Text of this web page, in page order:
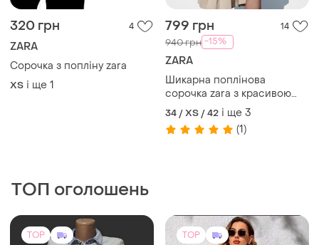
320 грн 4
ZARA
Сорочка з попліну zara
ХS і ще 1
799 грн 14
940 грн -15%
ZARA
Шикарна поплінова
сорочка zara з красивою
спинкою
34 / XS / 42 і ще 3
(1)
ТОП оголошень
TOP TOP